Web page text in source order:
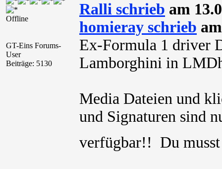
Offline
GT-Eins Forums-
User
Beiträge: 5130
Ralli schrieb am
homieray schrieb
Ex-Formula 1 driver
Lamborghini in
Media Dateien und
und Signaturen sind
verfügbar!! Du